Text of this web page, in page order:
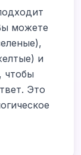
можете
и
чтобы
Это